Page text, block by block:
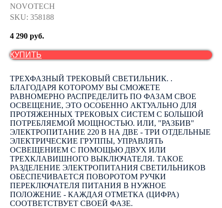
NOVOTECH
SKU: 358188
4 290 руб.
КУПИТЬ
ТРЕХФАЗНЫЙ ТРЕКОВЫЙ СВЕТИЛЬНИК. .
БЛАГОДАРЯ КОТОРОМУ ВЫ СМОЖЕТЕ
РАВНОМЕРНО РАСПРЕДЕЛИТЬ ПО ФАЗАМ СВОЕ
ОСВЕЩЕНИЕ, ЭТО ОСОБЕННО АКТУАЛЬНО ДЛЯ
ПРОТЯЖЕННЫХ ТРЕКОВЫХ СИСТЕМ С БОЛЬШОЙ
ПОТРЕБЛЯЕМОЙ МОЩНОСТЬЮ. ИЛИ, "РАЗБИВ"
ЭЛЕКТРОПИТАНИЕ 220 В НА ДВЕ - ТРИ ОТДЕЛЬНЫЕ
ЭЛЕКТРИЧЕСКИЕ ГРУППЫ, УПРАВЛЯТЬ
ОСВЕЩЕНИЕМ С ПОМОЩЬЮ ДВУХ ИЛИ
ТРЕХКЛАВИШНОГО ВЫКЛЮЧАТЕЛЯ. ТАКОЕ
РАЗДЕЛЕНИЕ ЭЛЕКТРОПИТАНИЯ СВЕТИЛЬНИКОВ
ОБЕСПЕЧИВАЕТСЯ ПОВОРОТОМ РУЧКИ
ПЕРЕКЛЮЧАТЕЛЯ ПИТАНИЯ В НУЖНОЕ
ПОЛОЖЕНИЕ - КАЖДАЯ ОТМЕТКА (ЦИФРА)
СООТВЕТСТВУЕТ СВОЕЙ ФАЗЕ.